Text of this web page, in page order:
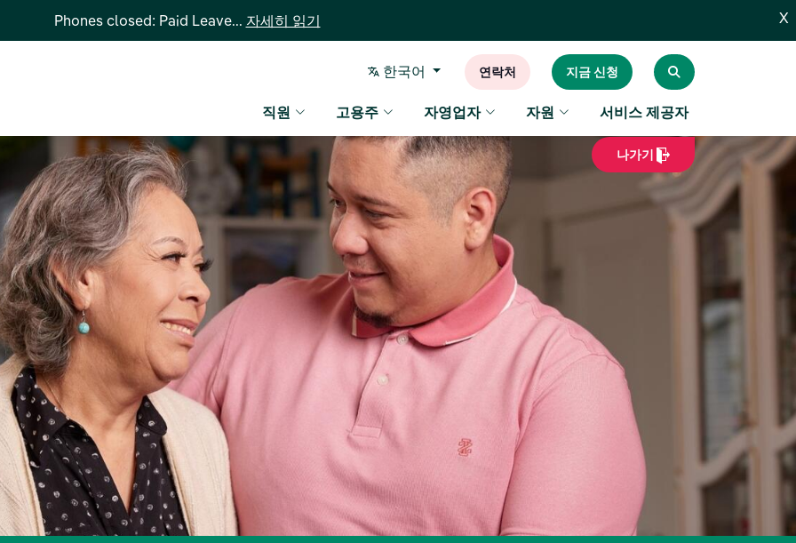
Phones closed: Paid Leave... 자세히 읽기 X
한국어 연락처 지금 신청
직원 고용주 자영업자 자원 서비스 제공자
나가기